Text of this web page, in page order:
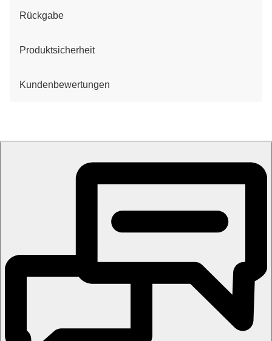
Rückgabe
Produktsicherheit
Kundenbewertungen